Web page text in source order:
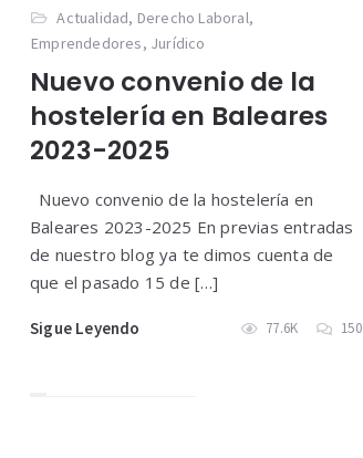
Actualidad, Derecho Laboral,
Emprendedores, Jurídico
Nuevo convenio de la
hostelería en Baleares
2023-2025
Nuevo convenio de la hostelería en
Baleares 2023-2025 En previas entradas
de nuestro blog ya te dimos cuenta de
que el pasado 15 de […]
Sigue Leyendo 77.6K 150